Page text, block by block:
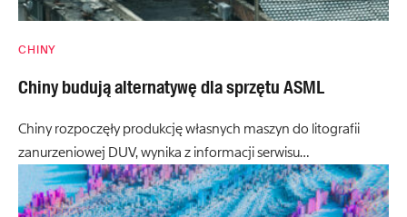
CHINY
Chiny budują alternatywę dla sprzętu ASML
Chiny rozpoczęły produkcję własnych maszyn do litografii
zanurzeniowej DUV, wynika z informacji serwisu…